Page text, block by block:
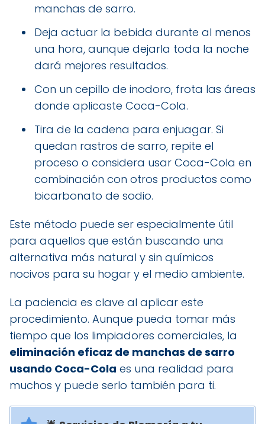
manchas de sarro.
Deja actuar la bebida durante al menos
una hora, aunque dejarla toda la noche
dará mejores resultados.
Con un cepillo de inodoro, frota las áreas
donde aplicaste Coca-Cola.
Tira de la cadena para enjuagar. Si
quedan rastros de sarro, repite el
proceso o considera usar Coca-Cola en
combinación con otros productos como
bicarbonato de sodio.
Este método puede ser especialmente útil
para aquellos que están buscando una
alternativa más natural y sin químicos
nocivos para su hogar y el medio ambiente.
La paciencia es clave al aplicar este
procedimiento. Aunque pueda tomar más
tiempo que los limpiadores comerciales, la
eliminación eficaz de manchas de sarro
usando Coca-Cola es una realidad para
muchos y puede serlo también para ti.